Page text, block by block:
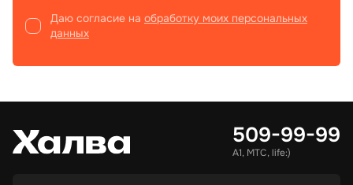
Даю согласие на обработку моих персональных
данных
509-99-99
А1, МТС, life:)